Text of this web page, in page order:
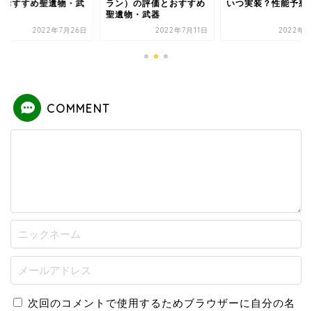
おすすめ聖遺物・武
2022年7月26日
ラン）の評価とおすすめ
聖遺物・武器
2022年7月11日
いつ実装？性能予想
2022年8
COMMENT
次回のコメントで使用するためブラウザーに自分の名